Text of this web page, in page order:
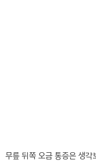
무릎 뒤쪽 오금 통증은 생